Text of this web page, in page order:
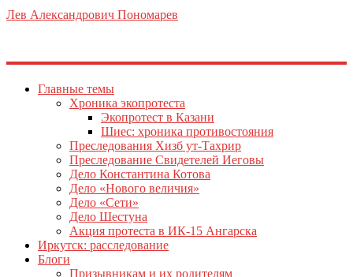
Лев Александрович Пономарев
Главные темы
Хроника экопротеста
Экопротест в Казани
Шиес: хроника противостояния
Преследования Хизб ут-Тахрир
Преследование Свидетелей Иеговы
Дело Константина Котова
Дело «Нового величия»
Дело «Сети»
Дело Шестуна
Акция протеста в ИК-15 Ангарска
Иркутск: расследование
Блоги
Призывникам и их родителям